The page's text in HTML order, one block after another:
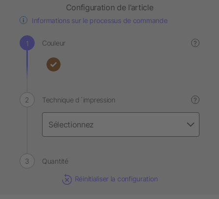
Configuration de l’article
Informations sur le processus de commande
Couleur ?
Technique d´impression ?
Quantité
Réinitialiser la configuration